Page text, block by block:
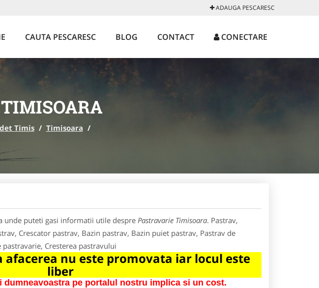
ADAUGA PESCARESC
CAUTA PESCARESC BLOG CONTACT CONECTARE
Timis / Timisoara /
unde puteti gasi informatii utile despre Pastravarie Timisoara. Pastrav,
Crescator pastrav, Bazin pastrav, Bazin puiet pastrav, Pastrav de
Cresterea pastravului
afacerea nu este promovata iar locul este
liber
dumneavoastra pe portalul nostru implica si un cost.